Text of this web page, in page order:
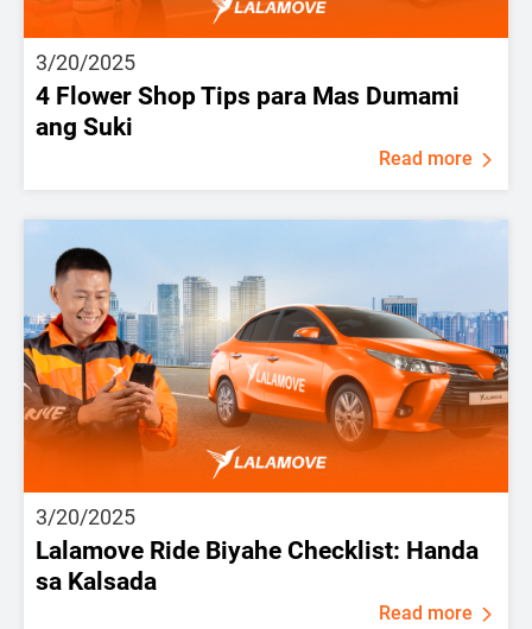
3/20/2025
4 Flower Shop Tips para Mas Dumami
ang Suki
Read more
3/20/2025
Lalamove Ride Biyahe Checklist: Handa
sa Kalsada
Read more